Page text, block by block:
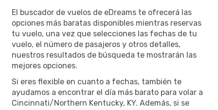
El buscador de vuelos de eDreams te ofrecerá las
opciones más baratas disponibles mientras reservas
tu vuelo, una vez que selecciones las fechas de tu
vuelo, el número de pasajeros y otros detalles,
nuestros resultados de búsqueda te mostrarán las
mejores opciones.
Si eres flexible en cuanto a fechas, también te
ayudamos a encontrar el día más barato para volar a
Cincinnati/Northern Kentucky, KY. Además, si se